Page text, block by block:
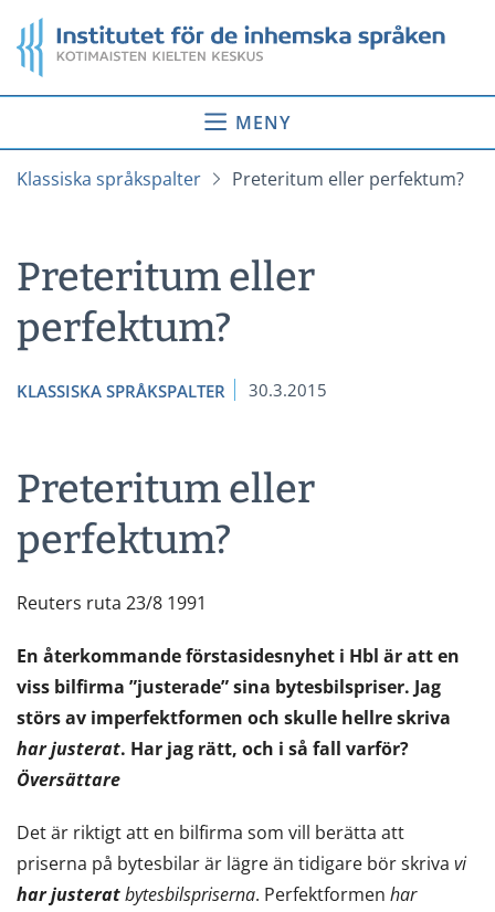
till
innehåll
Startsida
MENY
Klassiska språkspalter Preteritum eller perfektum?
Preteritum eller
perfektum?
KLASSISKA SPRÅKSPALTER 30.3.2015
Preteritum eller
perfektum?
Reuters ruta 23/8 1991
En återkommande förstasidesnyhet i Hbl är att en
viss bilfirma ”justerade” sina bytesbilspriser. Jag
störs av imperfektformen och skulle hellre skriva
har justerat. Har jag rätt, och i så fall varför?
Översättare
Det är riktigt att en bilfirma som vill berätta att
priserna på bytesbilar är lägre än tidigare bör skriva vi
har justeratbytesbilspriserna. Perfektformen har